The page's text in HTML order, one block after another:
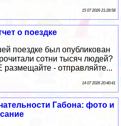
15 07 2026 21:28:58
о поездке
поездке был опубликован
сотни тысяч людей?
- отправляйте...
14 07 2026 20:40:41
Габона: фото и